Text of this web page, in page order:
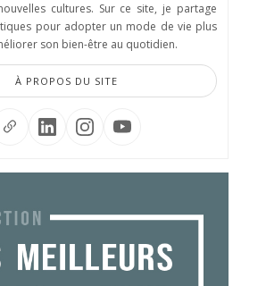
cultures. Sur ce site, je partage
pour adopter un mode de vie plus
son bien-être au quotidien.
À PROPOS DU SITE